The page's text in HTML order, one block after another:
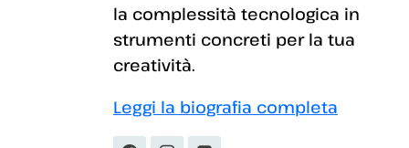
la complessità tecnologica in
strumenti concreti per la tua
creatività.
Leggi la biografia completa